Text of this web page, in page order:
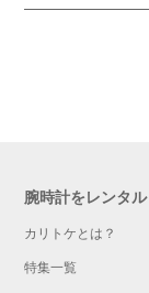
腕時計をレンタル
カリトケとは？
特集一覧